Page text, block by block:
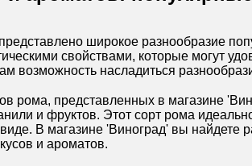
широкое разнообразие
свойствами, которые могут
возможность насладиться
рома, представленных в магазине
и фруктов. Этот сорт рома
В магазине 'Виноград' вы найдете
и ароматов.